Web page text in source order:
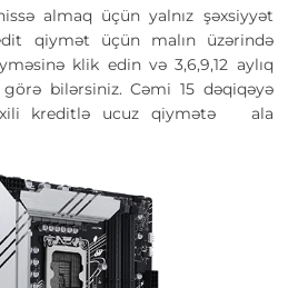
almaq üçün yalnız şəxsiyyət
qiymət üçün malın üzərində
klik edin və 3,6,9,12 aylıq
bilərsiniz. Cəmi 15 dəqiqəyə
kreditlə ucuz qiymətə
ala